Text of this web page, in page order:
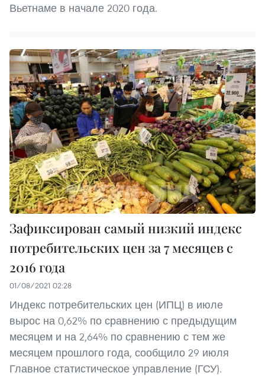
Вьетнаме в начале 2020 года.
Зафиксирован самый низкий индекс
потребительских цен за 7 месяцев с
2016 года
01/08/2021 02:28
Индекс потребительских цен (ИПЦ) в июле
вырос на 0,62% по сравнению с предыдущим
месяцем и на 2,64% по сравнению с тем же
месяцем прошлого года, сообщило 29 июля
Главное статистическое управление (ГСУ).